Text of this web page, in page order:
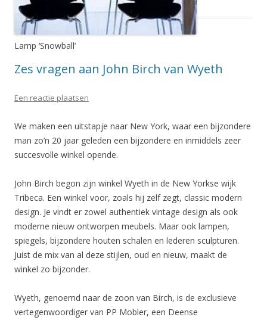
Lamp ‘Snowball’
Zes vragen aan John Birch van Wyeth
Een reactie plaatsen
We maken een uitstapje naar New York, waar een bijzondere
man zo’n 20 jaar geleden een bijzondere en inmiddels zeer
succesvolle winkel opende.
John Birch begon zijn winkel Wyeth in de New Yorkse wijk
Tribeca. Een winkel voor, zoals hij zelf zegt, classic modern
design. Je vindt er zowel authentiek vintage design als ook
moderne nieuw ontworpen meubels. Maar ook lampen,
spiegels, bijzondere houten schalen en lederen sculpturen.
Juist de mix van al deze stijlen, oud en nieuw, maakt de
winkel zo bijzonder.
Wyeth, genoemd naar de zoon van Birch, is de exclusieve
vertegenwoordiger van PP Mobler, een Deense